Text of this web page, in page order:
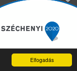
Elfogadás
|